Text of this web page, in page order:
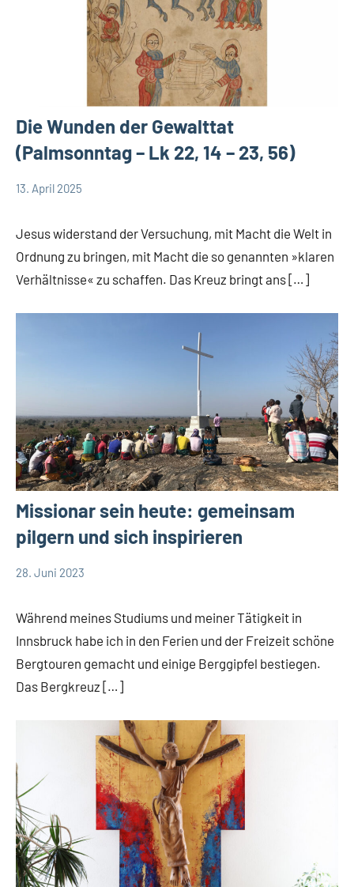
Die Wunden der Gewalttat
(Palmsonntag – Lk 22, 14 – 23, 56)
App-
spirituelles
13. April 2025
Andrea
Jesus widerstand der Versuchung, mit Macht die Welt in
Ordnung zu bringen, mit Macht die so genannten »klaren
Verhältnisse« zu schaffen. Das Kreuz bringt ans […]
Missionar sein heute: gemeinsam
pilgern und sich inspirieren
28. Juni 2023
Während meines Studiums und meiner Tätigkeit in
Innsbruck habe ich in den Ferien und der Freizeit schöne
Bergtouren gemacht und einige Berggipfel bestiegen.
Das Bergkreuz […]